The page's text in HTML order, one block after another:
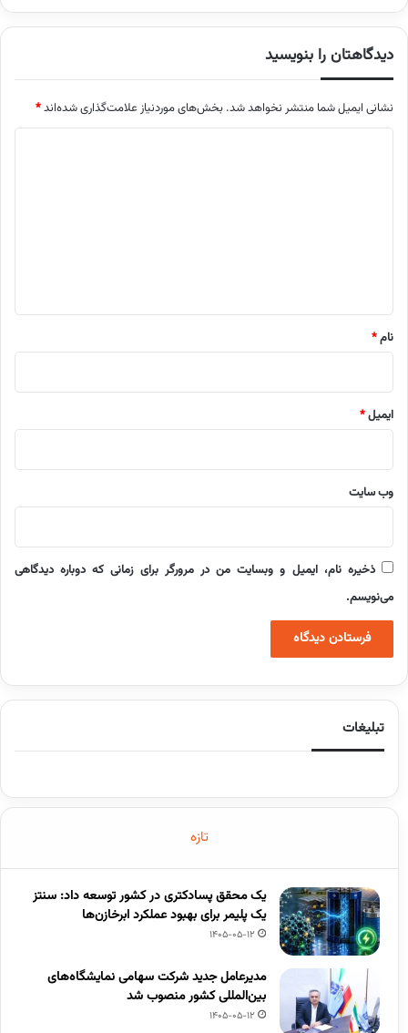
دیدگاهتان را بنویسید
نشانی ایمیل شما منتشر نخواهد شد. بخش‌های موردنیاز علامت‌گذاری شده‌اند*
نام*
ایمیل*
وب‌ سایت
ذخیره نام، ایمیل و وبسایت من در مرورگر برای زمانی که دوباره دیدگاهی
می‌نویسم.
تبلیغات
تازه
یک محقق پسادکتری در کشور توسعه داد: سنتز
یک پلیمر برای بهبود عملکرد ابرخازن‌ها
1405-05-12
مدیرعامل جدید شرکت سهامی نمایشگاه‌های
بین‌المللی کشور منصوب شد
1405-05-12